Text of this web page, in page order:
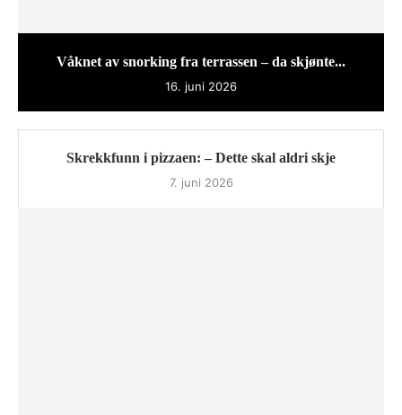
Våknet av snorking fra terrassen – da skjønte...
16. juni 2026
Skrekkfunn i pizzaen: – Dette skal aldri skje
7. juni 2026